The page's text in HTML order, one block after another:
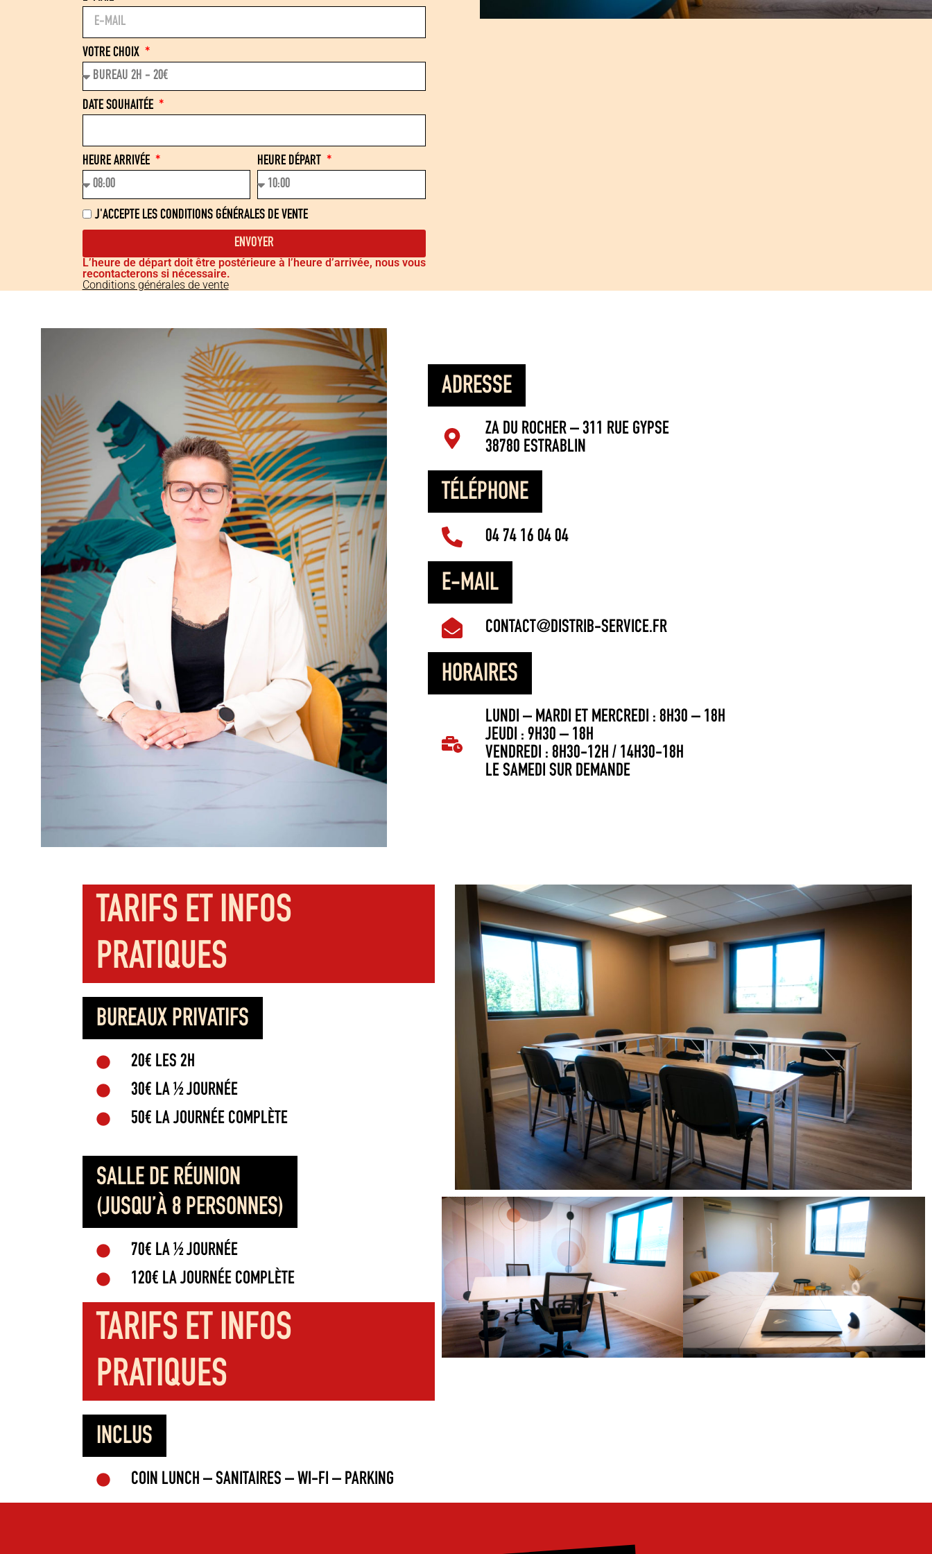
VOTRE CHOIX
DATE SOUHAITÉE
HEURE ARRIVÉE HEURE DÉPART
J'ACCEPTE LES CONDITIONS GÉNÉRALES DE VENTE
ENVOYER
L’heure de départ doit être postérieure à l’heure d’arrivée, nous vous
recontacterons si nécessaire.
Conditions générales de vente
ADRESSE
ZA DU ROCHER – 311 RUE GYPSE
38780 ESTRABLIN
TÉLÉPHONE
04 74 16 04 04
E-MAIL
CONTACT@DISTRIB-SERVICE.FR
HORAIRES
LUNDI – MARDI ET MERCREDI : 8H30 – 18H
JEUDI : 9H30 – 18H
VENDREDI : 8H30-12H / 14H30-18H
LE SAMEDI SUR DEMANDE
TARIFS ET INFOS
PRATIQUES
BUREAUX PRIVATIFS
20€ LES 2H
30€ LA ½ JOURNÉE
50€ LA JOURNÉE COMPLÈTE
SALLE DE RÉUNION
(JUSQU’À 8 PERSONNES)
70€ LA ½ JOURNÉE
120€ LA JOURNÉE COMPLÈTE
TARIFS ET INFOS
PRATIQUES
INCLUS
COIN LUNCH – SANITAIRES – WI-FI – PARKING